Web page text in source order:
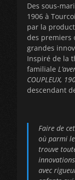
Des sous-
1906 à
par la
des premiers
grandes
Inspiré de la
familiale
COUPLEUX,
descendant
Faire de
où parmi
trouve
innovations
avec